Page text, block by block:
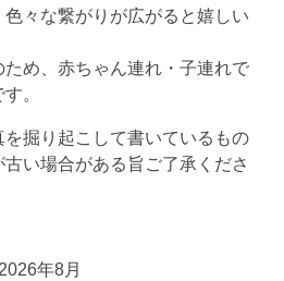
々な繋がりが広がると嬉しい
め、赤ちゃん連れ・子連れで
。
掘り起こして書いているもの
い場合がある旨ご了承くださ
2026年8月